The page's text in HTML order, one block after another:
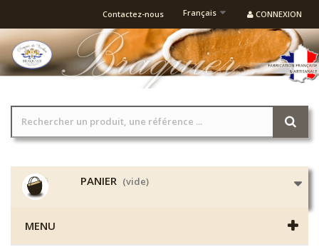
CONNEXION
Français
Contactez-nous
PANIER (vide)
MENU